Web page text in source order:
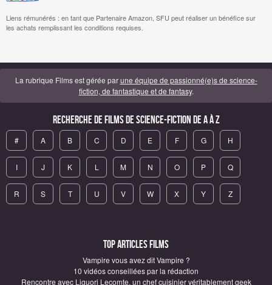
Liens rémunérés : en tant que Partenaire Amazon, SFU peut réaliser un bénéfice sur
les achats remplissant les conditions requises.
La rubrique Films est gérée parune équipe de passionné(e)s de science-
fiction, de fantastique et de fantasy.
Recherche de Films de science-fiction de A à Z
# A B C D E F G H
I J K L M N O P Q
R S T U V W X Y Z
Top articles Films
Vampire vous avez dit Vampire ?
10 vidéos conseillées par la rédaction
Rencontre avec Liguori Lecomte, un chef cuisinier véritablement geek